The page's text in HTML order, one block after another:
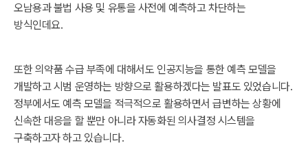
오남용과 불법 사용 및 유통을 사전에 예측하고 차단하는
방식인데요.
또한 의약품 수급 부족에 대해서도 인공지능을 통한 예측 모델을
개발하고 시범 운영하는 방향으로 활용하겠다는 발표도 있었습니다.
정부에서도 예측 모델을 적극적으로 활용하면서 급변하는 상황에
신속한 대응을 할 뿐만 아니라 자동화된 의사결정 시스템을
구축하고자 하고 있습니다.